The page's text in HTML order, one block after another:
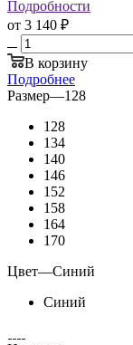
Подробности
от 3 140 ₽
В корзину
Подробнее
Размер—128
128
134
140
146
152
158
164
170
Цвет—Синий
Синий